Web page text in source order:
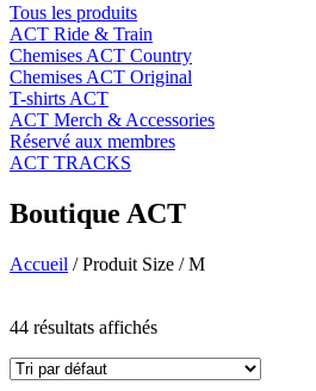
Tous les produits
ACT Ride & Train
Chemises ACT Country
Chemises ACT Original
T-shirts ACT
ACT Merch & Accessories
Réservé aux membres
ACT TRACKS
Boutique ACT
Accueil / Produit Size / M
Filtre de prix
Recherche de texte
44 résultats affichés